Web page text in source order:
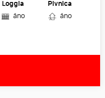
Loggia
áno
Pivnica
áno